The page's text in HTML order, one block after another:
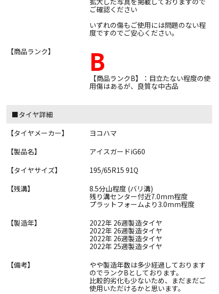
ご確認ください
いずれの傷もご使用には問題のない程
度ですのでご安心ください。
【商品ランク】
B
【商品ランクB】：目立たない程度の使
用傷はあるが、良質な中古品
■タイヤ詳細
【タイヤメーカー】
ヨコハマ
【製品名】
アイスガードiG60
【タイヤサイズ】
195/65R15 91Q
【残溝】
8.5分山程度 (バリ溝)
残り溝センター付近7.0mm程度
プラットフォームより3.0mm程度
【製造年】
2022年 26週製造タイヤ
2022年 26週製造タイヤ
2022年 26週製造タイヤ
2022年 25週製造タイヤ
【備考】
やや製造年数は多少経過しております
のでランクBとしております。
比較的劣化も少ないため、まだまだご
使用いただけるかと思います。